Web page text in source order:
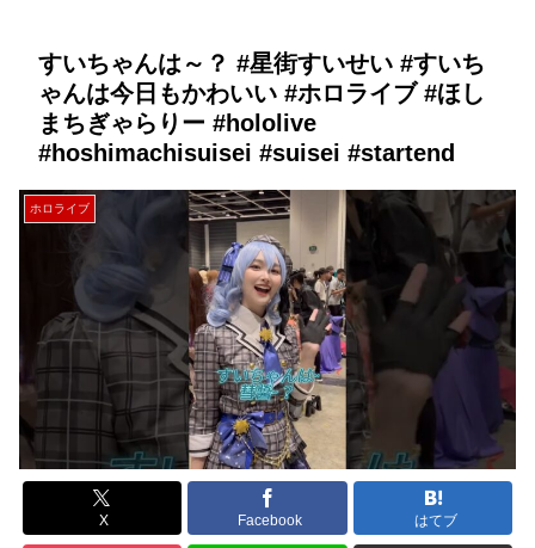
すいちゃんは～？ #星街すいせい #すいち
ゃんは今日もかわいい #ホロライブ #ほし
まちぎゃらりー #hololive
#hoshimachisuisei #suisei #startend
ホロライブ
X Facebook はてブ